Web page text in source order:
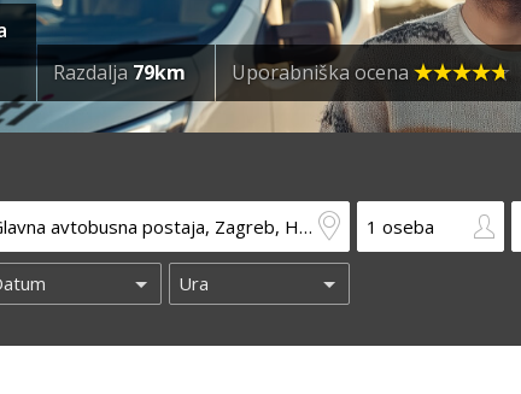
Razdalja 79km Uporabniška ocena